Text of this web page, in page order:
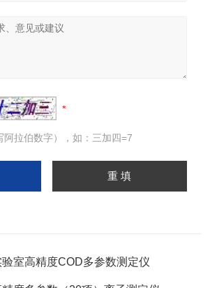
阿拉伯数字），如：三加四=7
室高精度COD多参数测定仪